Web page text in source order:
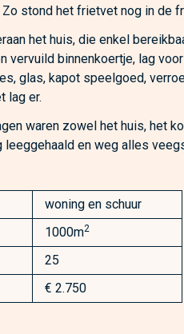
stond het frietvet nog in de
het huis, die enkel
vervuild binnenkoertje, lag voor
glas, kapot speelgoed,
lag er.
waren zowel het huis, het
leeggehaald en weg alles
woning en schuur
1000m2
25
€ 2.750